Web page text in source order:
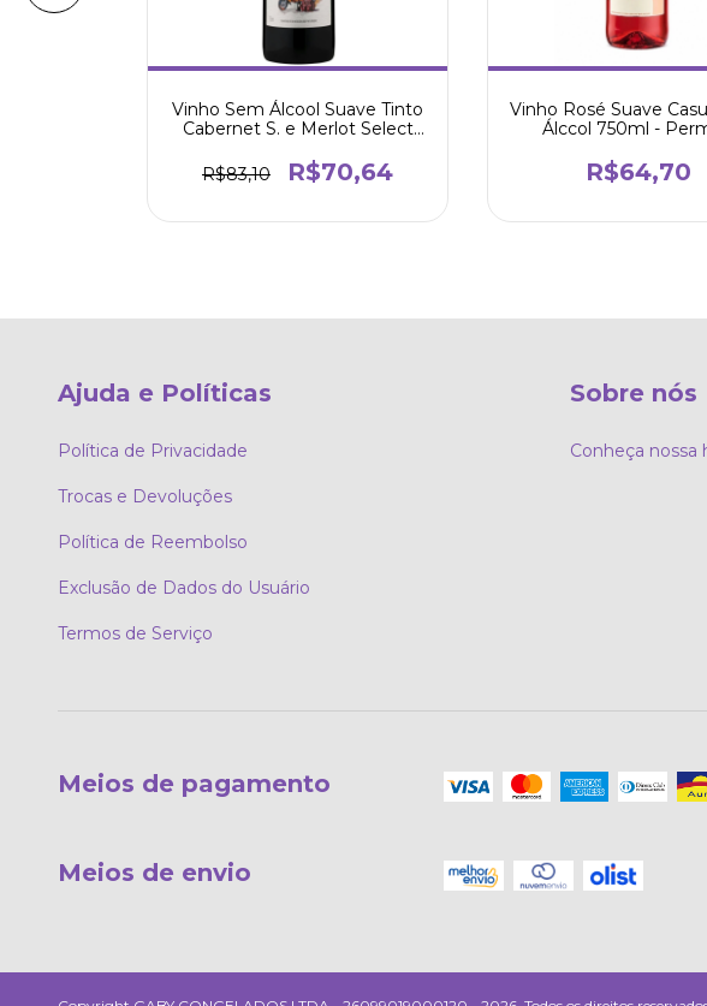
Vinho Sem Álcool Suave Tinto
Cabernet S. e Merlot Select
R$83,10
R$70,64
Vinho Rosé Suave
Álccol 750ml -
R$64,70
Ajuda e Políticas
Política de Privacidade
Trocas e Devoluções
Política de Reembolso
Exclusão de Dados do Usuário
Termos de Serviço
Sobre nós
Conheça nossa
Meios de pagamento
Meios de envio